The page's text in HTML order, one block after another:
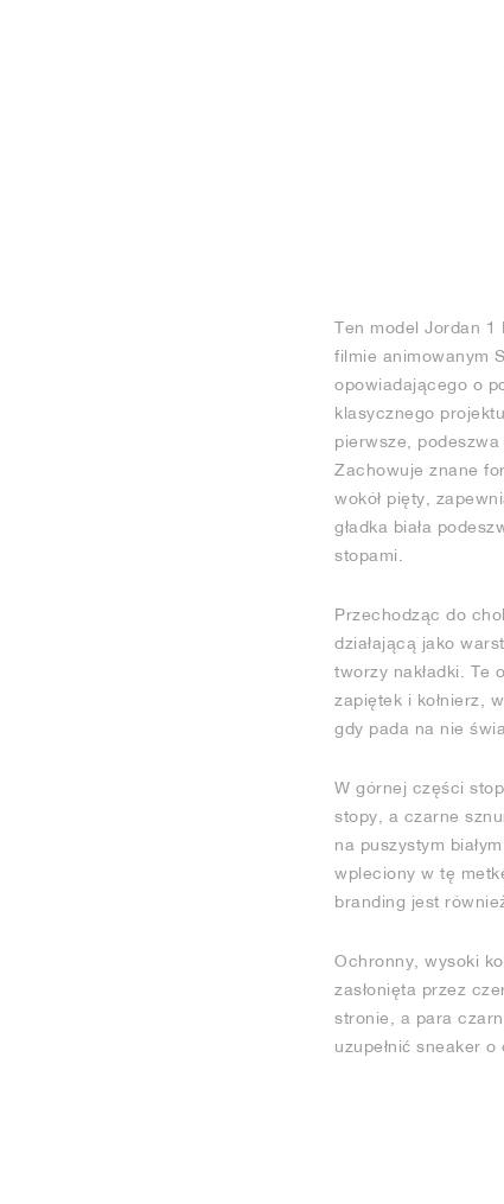
Ten model Jordan 1
filmie animowanym
opowiadającego o
klasycznego
pierwsze,
Zachowuje znane
wokół pięty,
gładka biała
stopami.
Przechodząc do
działającą jako
tworzy nakładki. Te
zapiętek i kołnierz,
gdy pada na nie
W górnej części
stopy, a czarne
na puszystym
wpleciony w tę
branding jest
Ochronny, wysoki
zasłonięta przez
stronie, a para
uzupełnić sneaker